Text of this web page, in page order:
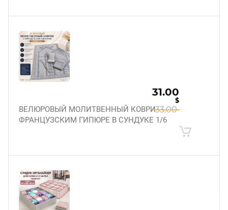
ВЕЛЮРОВЫЙ МОЛИТВЕННЫЙ КОВРИК С
ФРАНЦУЗСКИМ ГИПЮРЕ В СУНДУКЕ 1/6
33.00
31.00
$